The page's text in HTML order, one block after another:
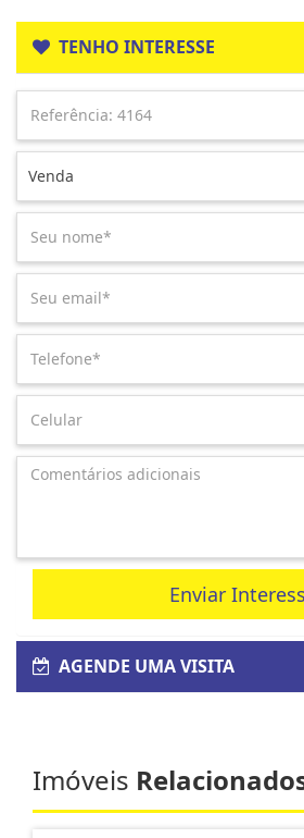
TENHO INTERESSE
Venda
Enviar
AGENDE UMA VISITA
Imóveis